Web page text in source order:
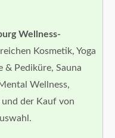
Wellness-
Kosmetik, Yoga
Pediküre, Sauna
Wellness,
und der Kauf von